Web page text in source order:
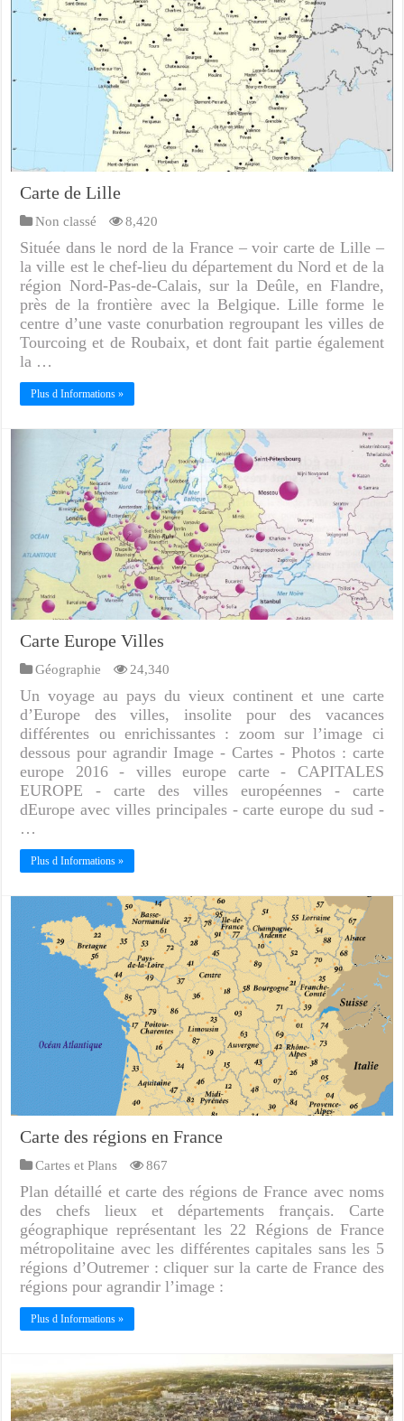
Carte de Lille
Non classé 8,420
Située dans le nord de la France – voir carte de Lille –
la ville est le chef-lieu du département du Nord et de la
région Nord-Pas-de-Calais, sur la Deûle, en Flandre,
près de la frontière avec la Belgique. Lille forme le
centre d’une vaste conurbation regroupant les villes de
Tourcoing et de Roubaix, et dont fait partie également
la …
Plus d Informations »
Carte Europe Villes
Géographie 24,340
Un voyage au pays du vieux continent et une carte
d’Europe des villes, insolite pour des vacances
différentes ou enrichissantes : zoom sur l’image ci
dessous pour agrandir Image - Cartes - Photos : carte
europe 2016 - villes europe carte - CAPITALES
EUROPE - carte des villes européennes - carte
dEurope avec villes principales - carte europe du sud -
…
Plus d Informations »
Carte des régions en France
Cartes et Plans 867
Plan détaillé et carte des régions de France avec noms
des chefs lieux et départements français. Carte
géographique représentant les 22 Régions de France
métropolitaine avec les différentes capitales sans les 5
régions d’Outremer : cliquer sur la carte de France des
régions pour agrandir l’image :
Plus d Informations »